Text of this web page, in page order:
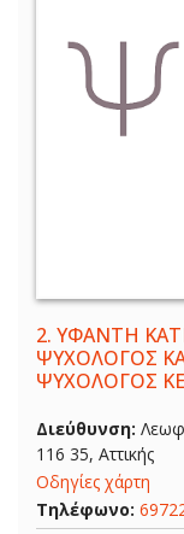
2. ΥΦΑΝΤΗ
ΨΥΧΟΛΟΓΟΣ
ΨΥΧΟΛΟΓΟΣ
Διεύθυνση:
116 35, Αττικής
Οδηγίες χάρτη
Τηλέφωνο: